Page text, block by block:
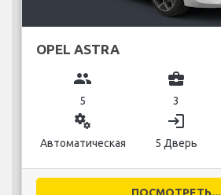
OPEL ASTRA
group
5
business_center
3
miscellaneous_services
Автоматическая
login
5 Дверь
ПОСМОТРЕТЬ...